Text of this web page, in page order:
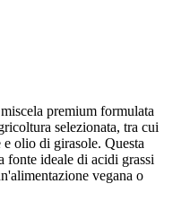
premium formulata
selezionata, tra cui
olio di girasole. Questa
fonte ideale di acidi grassi
vegana o